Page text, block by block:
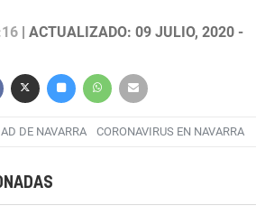
| ACTUALIZADO: 09 JULIO, 2020 -
DE NAVARRA CORONAVIRUS EN NAVARRA